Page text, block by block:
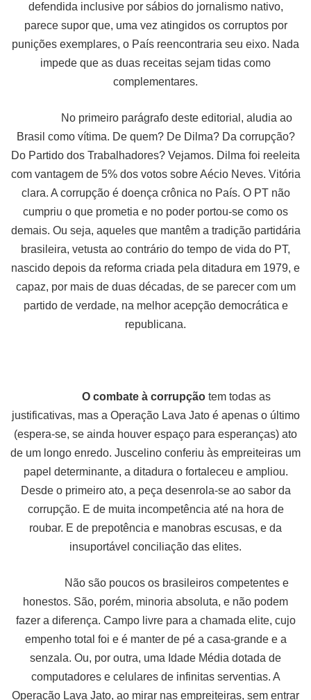
defendida inclusive por sábios do jornalismo nativo,
parece supor que, uma vez atingidos os corruptos por
punições exemplares, o País reencontraria seu eixo. Nada
impede que as duas receitas sejam tidas como
complementares.
No primeiro parágrafo deste editorial, aludia ao
Brasil como vítima. De quem? De Dilma? Da corrupção?
Do Partido dos Trabalhadores? Vejamos. Dilma foi reeleita
com vantagem de 5% dos votos sobre Aécio Neves. Vitória
clara. A corrupção é doença crônica no País. O PT não
cumpriu o que prometia e no poder portou-se como os
demais. Ou seja, aqueles que mantêm a tradição partidária
brasileira, vetusta ao contrário do tempo de vida do PT,
nascido depois da reforma criada pela ditadura em 1979, e
capaz, por mais de duas décadas, de se parecer com um
partido de verdade, na melhor acepção democrática e
republicana.
O combate à corrupção tem todas as
justificativas, mas a Operação Lava Jato é apenas o último
(espera-se, se ainda houver espaço para esperanças) ato
de um longo enredo. Juscelino conferiu às empreiteiras um
papel determinante, a ditadura o fortaleceu e ampliou.
Desde o primeiro ato, a peça desenrola-se ao sabor da
corrupção. E de muita incompetência até na hora de
roubar. E de prepotência e manobras escusas, e da
insuportável conciliação das elites.
Não são poucos os brasileiros competentes e
honestos. São, porém, minoria absoluta, e não podem
fazer a diferença. Campo livre para a chamada elite, cujo
empenho total foi e é manter de pé a casa-grande e a
senzala. Ou, por outra, uma Idade Média dotada de
computadores e celulares de infinitas serventias. A
Operação Lava Jato, ao mirar nas empreiteiras, sem entrar